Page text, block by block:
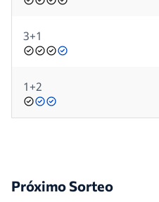
3+1
1+2
Próximo Sorteo